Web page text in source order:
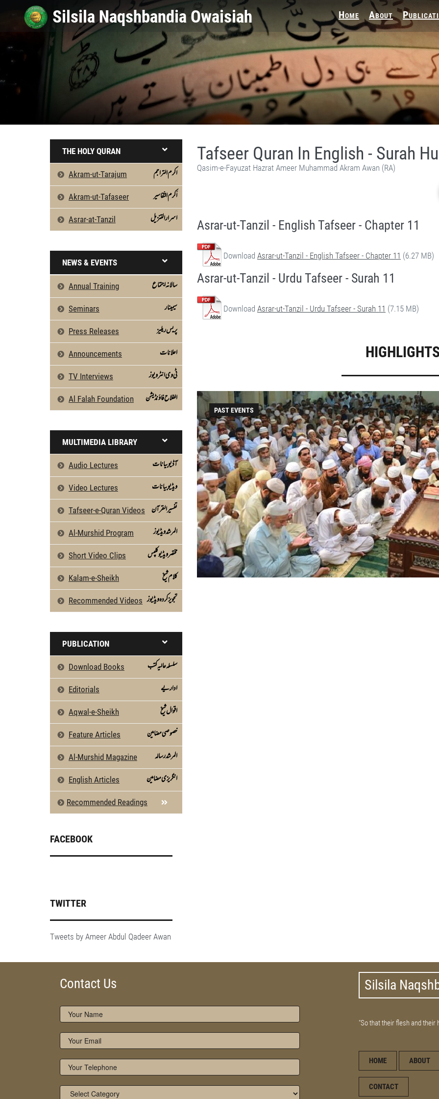
Home About
THE HOLY QURAN
Akram-ut-Tarajum اکرم التراجم
Akram-ut-Tafaseer اَکرم التّفاسیر
Asrar-at-Tanzil اسرارالتنزیل
NEWS & EVENTS
Annual Training سالانہ اجتماع
Seminars سیمینار
Press Releases پریس ریلیز
Announcements اعلانات
TV Interviews ٹی وی انٹرویوز
Al Falah Foundation الفلاح فاؤنڈیشن
MULTIMEDIA LIBRARY
Audio Lectures آڈیو بیانات
Video Lectures ویڈیو بیانات
Tafseer-e-Quran Videos تفسیرالقرآن
Al-Murshid Program المرشد ویڈیوز
Short Video Clips مختصر ویڈیو کلپس
Kalam-e-Sheikh كلام شیخ
Recommended Videos تجویز کردہ ویڈیوز
PUBLICATION
Download Books سلسلہ عالیہ کتب
Editorials اداریے
Aqwal-e-Sheikh اقوال شیخ
Feature Articles خصوصی مضامین
Al-Murshid Magazine المرشد رسالہ
English Articles انگریزی مضامین
Recommended Readings
FACEBOOK
TWITTER
Tweets by Ameer Abdul Qadeer Awan
Tafseer Quran In English - Surah
Qasim-e-Fayuzat Hazrat Ameer Muhammad Akram Awan (RA)
Asrar-ut-Tanzil - English Tafseer - Chapter 11
Download Asrar-ut-Tanzil - English Tafseer - Chapter 11 (6.27 MB)
Asrar-ut-Tanzil - Urdu Tafseer - Surah 11
Download Asrar-ut-Tanzil - Urdu Tafseer - Surah 11 (7.15 MB)
PAST EVENTS
Contact Us Silsila
"So that their flesh and their
HOME ABOUT
CONTACT